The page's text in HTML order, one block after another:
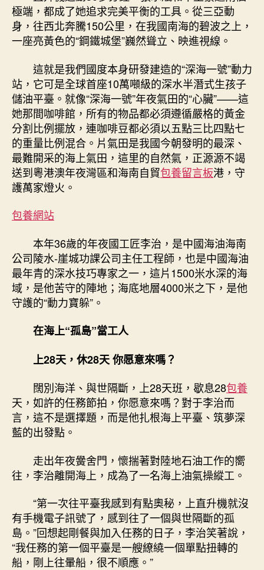
在
水
深
1500
海
甜
心
寶
貝
專
包
養
網
打
“氣”〉
中
極端，都成了她追求完美平衡的工具。從三亞動
身，往西北奔騰150公里，在我國南海的碧波之上，
一座亮黃色的“鋼鐵城堡”巍然聳立、映進視線。
這就是我們國度本身研發建造的“深海一號”動力
站，它可是全球首座10萬噸級的深水半潛式生孩子
儲油平臺。就像“深海一號”年夜氣田的“心臟”——這
她那間咖啡館，所有的物品都必須遵循嚴格的黃金
分割比例擺放，連咖啡豆都必須以五點三比四點七
的重量比例混合。片氣田是我國今朝發明的最深、
最難開采的海上氣田，這里的自然氣，正源源不竭
送到粵港澳年夜灣區和海南自貿包養留言板港，守
護萬家燈火。
包養網站
本年36歲的年夜國工匠李治，是中國海油海南
公司陵水-崖城功課公司主任工程師，也是中國海油
最年青的深水技巧專家之一，這片1500米水深的海
域，是他苦守的陣地；海底地層4000米之下，是他
守護的“動力寶躲”。
在海上“孤島”當工人
上28天，休28天 你愿意來嗎？
闊別海洋、與世隔斷，上28天班，歇息28包養
天，如許的任務節拍，你愿意來嗎？對于李治而
言，這不是選擇題，而是他扎根海上平臺、筑夢深
藍的出發點。
走出年夜黌舍門，懷揣著對陸地石油工作的嚮
往，李治離開海上，成為了一名海上油氣操縱工。
“第一次往平臺我感到有點奧秘，上直升機就沒
有手機電子訊號了，感到往了一個與世隔斷的孤
島。”回想起剛餐與加入任務的日子，李治笑著說，
“我任務的第一個平臺是一艘繚繞一個單點扭轉的
船，剛上往暈船，很不順應。”